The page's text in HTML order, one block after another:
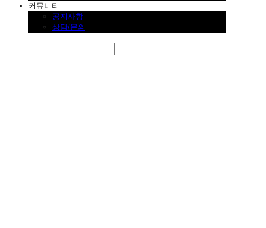
커뮤니티
공지사항
상담/문의